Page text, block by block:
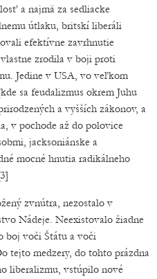
a najmä za sedliacke
útlaku, britskí liberáli
efektívne zavrhnutie
zrodila v boji proti
Jedine v USA, vo veľkom
sa feudalizmus okrem Juhu
a vyšších zákonov, a
v pochode až do polovice
jacksoniánske a
mocné hnutia radikálneho
zvnútra, nezostalo v
Nádeje. Neexistovalo žiadne
boj voči Štátu a voči
tejto medzery, do tohto prázdna
liberalizmu, vstúpilo nové